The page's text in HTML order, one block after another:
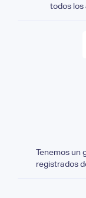
todos los
Tenemos un
registrados